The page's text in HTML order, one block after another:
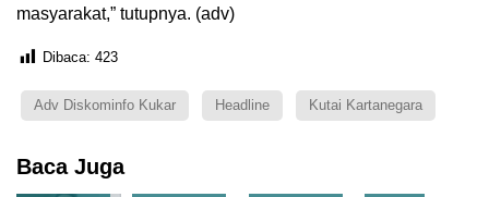
masyarakat,” tutupnya. (adv)
Dibaca: 423
Adv Diskominfo Kukar Headline Kutai Kartanegara
Baca Juga